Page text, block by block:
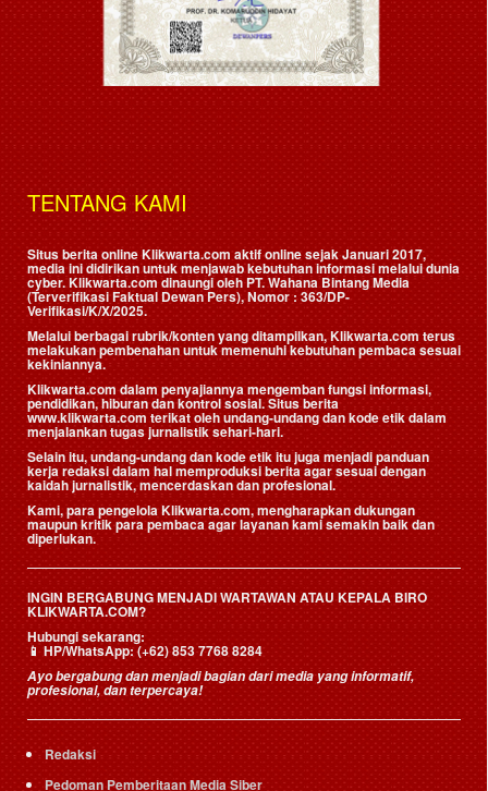
TENTANG KAMI
Situs berita online Klikwarta.com aktif online sejak Januari 2017,
media ini didirikan untuk menjawab kebutuhan informasi melalui dunia
cyber. Klikwarta.com dinaungi oleh PT. Wahana Bintang Media
(Terverifikasi Faktual Dewan Pers), Nomor : 363/DP-
Verifikasi/K/X/2025.
Melalui berbagai rubrik/konten yang ditampilkan, Klikwarta.com terus
melakukan pembenahan untuk memenuhi kebutuhan pembaca sesuai
kekiniannya.
Klikwarta.com dalam penyajiannya mengemban fungsi informasi,
pendidikan, hiburan dan kontrol sosial. Situs berita
www.klikwarta.com terikat oleh undang-undang dan kode etik dalam
menjalankan tugas jurnalistik sehari-hari.
Selain itu, undang-undang dan kode etik itu juga menjadi panduan
kerja redaksi dalam hal memproduksi berita agar sesuai dengan
kaidah jurnalistik, mencerdaskan dan profesional.
Kami, para pengelola Klikwarta.com, mengharapkan dukungan
maupun kritik para pembaca agar layanan kami semakin baik dan
diperlukan.
INGIN BERGABUNG MENJADI WARTAWAN ATAU KEPALA BIRO
KLIKWARTA.COM?
Hubungi sekarang:
📱HP/WhatsApp:(+62) 853 7768 8284
Ayo bergabung dan menjadi bagian dari media yang informatif,
profesional, dan terpercaya!
Redaksi
Pedoman Pemberitaan Media Siber